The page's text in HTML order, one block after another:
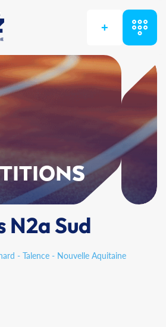
+
N2a Sud
- Talence - Nouvelle Aquitaine